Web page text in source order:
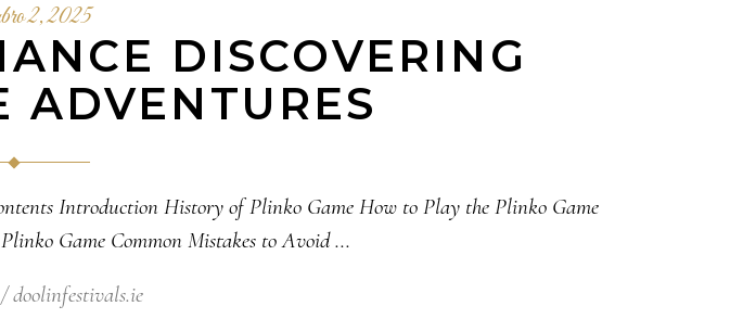
2, 2025
DISCOVERING
ADVENTURES
Introduction History of Plinko Game How to Play the Plinko Game
Game Common Mistakes to Avoid
doolinfestivals.ie